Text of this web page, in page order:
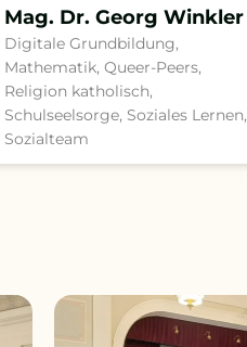
Mag. Dr. Georg Winkler
Digitale Grundbildung,
Mathematik, Queer-Peers,
Religion katholisch,
Schulseelsorge, Soziales Lernen,
Sozialteam